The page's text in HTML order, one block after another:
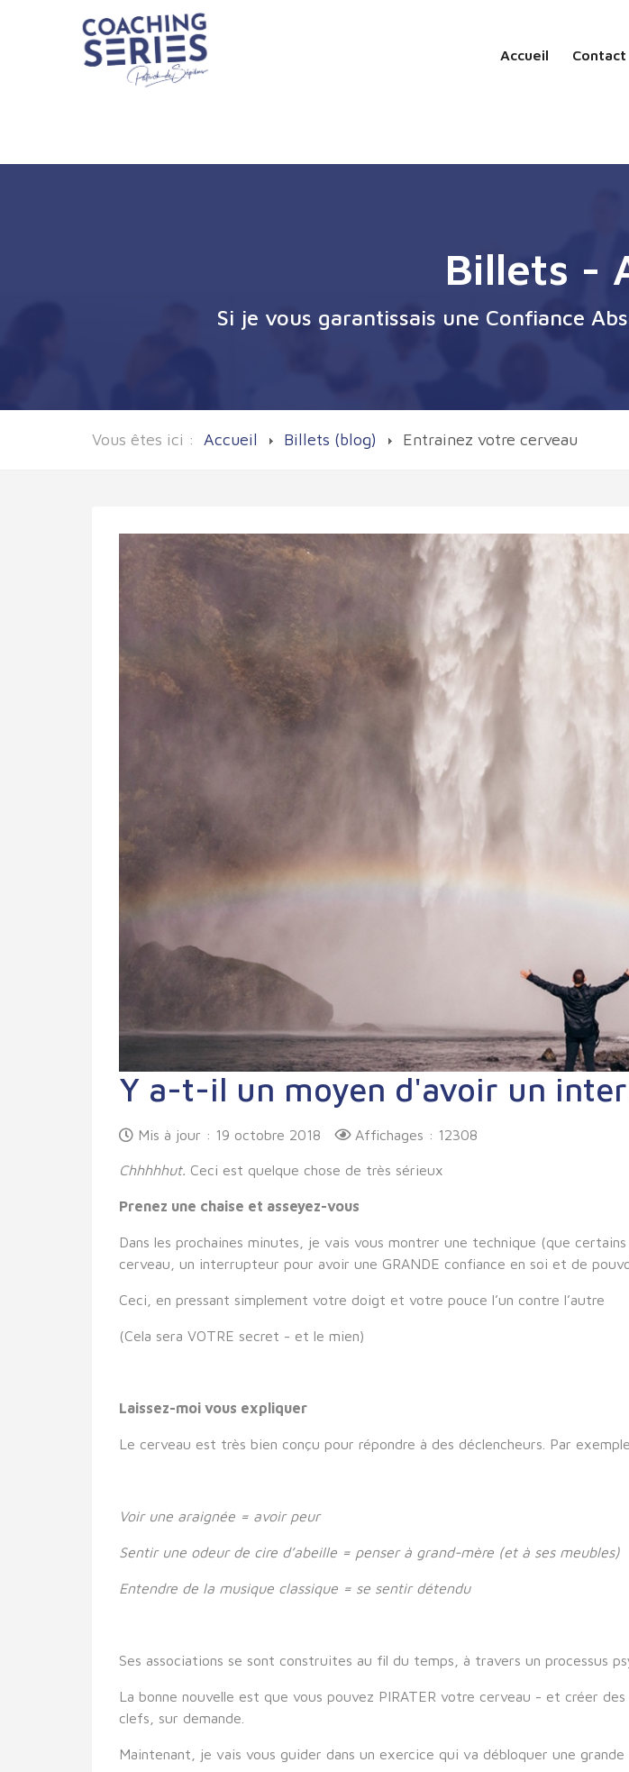
Accueil Contact
Billets -
Si je vous garantissais une Confiance
Vous êtes ici : Accueil Billets (blog) Entrainez votre cerveau
Y a-t-il un moyen d'avoir un
Mis à jour : 19 octobre 2018 Affichages : 12308
Chhhhhut. Ceci est quelque chose de très sérieux
Prenez une chaise et asseyez-vous
Dans les prochaines minutes, je vais vous montrer une technique (que
cerveau, un interrupteur pour avoir une GRANDE confiance en soi et de
Ceci, en pressant simplement votre doigt et votre pouce l’un contre l’autre
(Cela sera VOTRE secret - et le mien)
Laissez-moi vous expliquer
Le cerveau est très bien conçu pour répondre à des déclencheurs. Par
Voir une araignée = avoir peur
Sentir une odeur de cire d’abeille = penser à grand-mère (et à ses meubles)
Entendre de la musique classique = se sentir détendu
Ses associations se sont construites au fil du temps, à travers un processus
La bonne nouvelle est que vous pouvez PIRATER votre cerveau - et créer
clefs, sur demande.
Maintenant, je vais vous guider dans un exercice qui va débloquer une grande